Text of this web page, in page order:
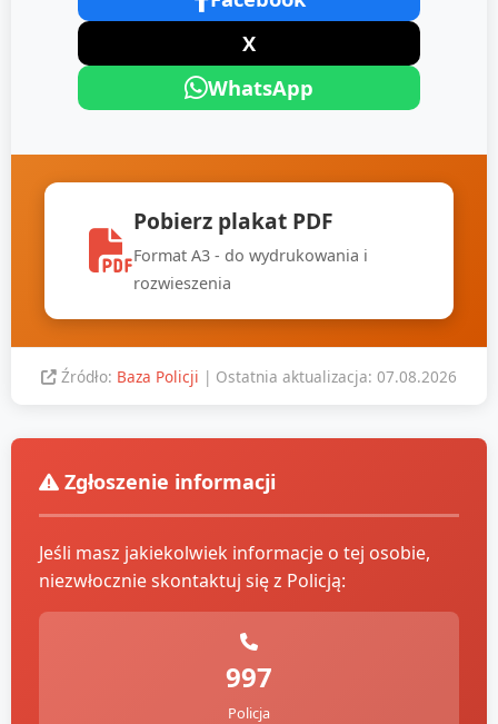
X
WhatsApp
Pobierz plakat PDF
Format A3 - do wydrukowania i
rozwieszenia
Źródło: Baza Policji | Ostatnia aktualizacja: 07.08.2026
Zgłoszenie informacji
Jeśli masz jakiekolwiek informacje o tej osobie,
niezwłocznie skontaktuj się z Policją:
997
Policja